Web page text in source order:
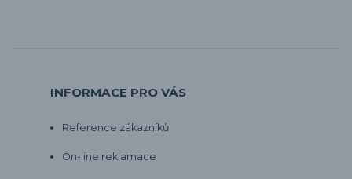
INFORMACE PRO VÁS
Reference zákazníků
On-line reklamace